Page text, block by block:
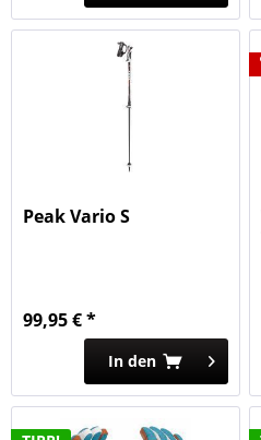
Peak Vario S
99,95 € *
In den